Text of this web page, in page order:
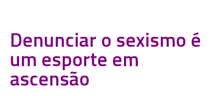
Denunciar o sexismo é
um esporte em
ascensão